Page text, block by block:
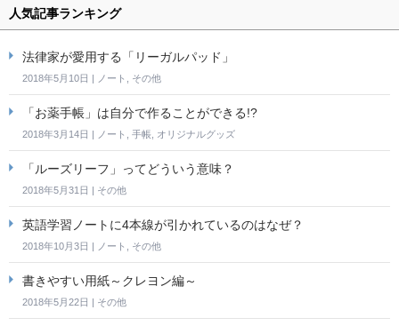
人気記事ランキング
法律家が愛用する「リーガルパッド」
2018年5月10日 ノート その他
「お薬手帳」は自分で作ることができる!?
2018年3月14日 ノート 手帳 オリジナルグッズ
「ルーズリーフ」ってどういう意味？
2018年5月31日 その他
英語学習ノートに4本線が引かれているのはなぜ？
2018年10月3日 ノート その他
書きやすい用紙～クレヨン編～
2018年5月22日 その他